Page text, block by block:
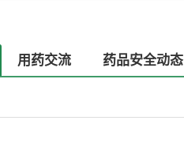
用药交流 药品安全动态